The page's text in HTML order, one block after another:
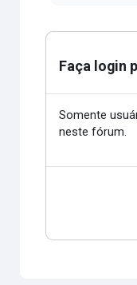
Faça login
Somente
neste fórum.